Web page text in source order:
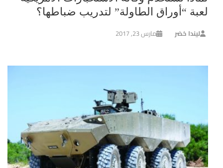
لعبة “أوراق الطاولة” لتدريب ضباطها؟
ليندا خضر مارس 23, 2017